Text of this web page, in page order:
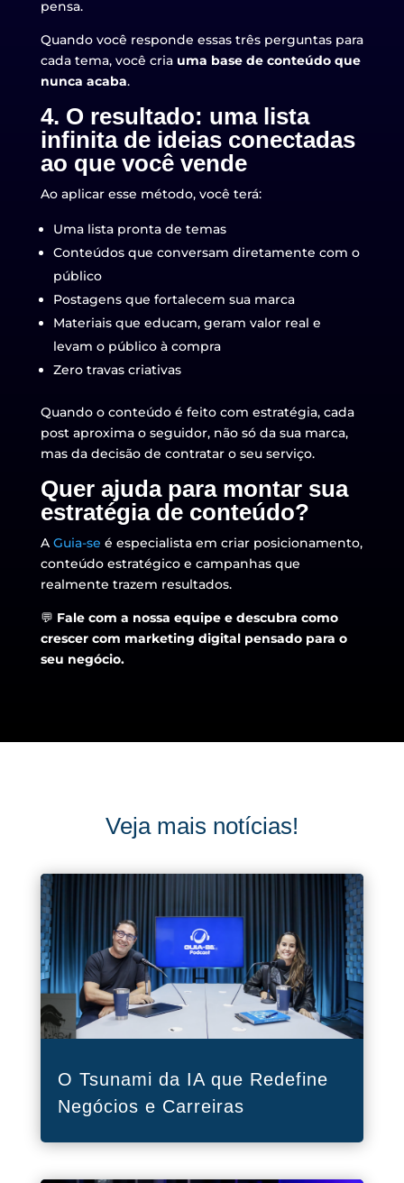
pensa.
Quando você responde essas três perguntas para
cada tema, você cria uma base de conteúdo que
nunca acaba.
4. O resultado: uma lista
infinita de ideias conectadas
ao que você vende
Ao aplicar esse método, você terá:
Uma lista pronta de temas
Conteúdos que conversam diretamente com o
público
Postagens que fortalecem sua marca
Materiais que educam, geram valor real e
levam o público à compra
Zero travas criativas
Quando o conteúdo é feito com estratégia, cada
post aproxima o seguidor, não só da sua marca,
mas da decisão de contratar o seu serviço.
Quer ajuda para montar sua
estratégia de conteúdo?
A Guia-se é especialista em criar posicionamento,
conteúdo estratégico e campanhas que
realmente trazem resultados.
💬 Fale com a nossa equipe e descubra como
crescer com marketing digital pensado para o
seu negócio.
Veja mais notícias!
O Tsunami da IA que Redefine
Negócios e Carreiras